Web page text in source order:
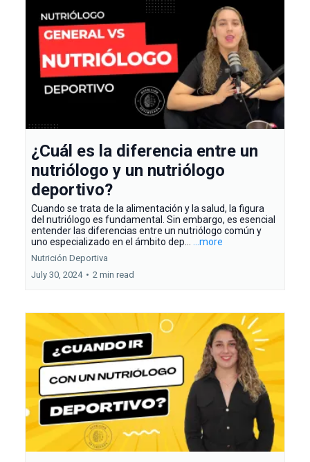
¿Cuál es la diferencia entre un
nutriólogo y un nutriólogo
deportivo?
Cuando se trata de la alimentación y la salud, la figura
del nutriólogo es fundamental. Sin embargo, es esencial
entender las diferencias entre un nutriólogo común y
uno especializado en el ámbito dep...
...more
Nutrición Deportiva
July 30, 2024 • 2 min read